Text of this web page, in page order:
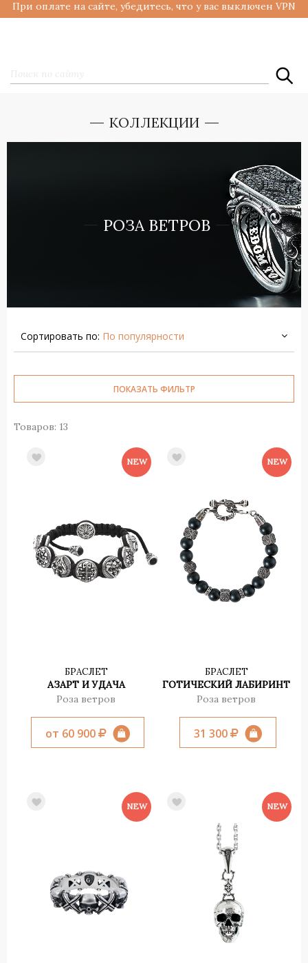
При оплате на сайте, убедитесь, что у вас выключен VPN
КОЛЛЕКЦИИ
РОЗА ВЕТРОВ
Сортировать по: По популярности
ПОКАЗАТЬ ФИЛЬТР
Товаров: 13
БРАСЛЕТ
АЗАРТ И УДАЧА
Роза ветров
от 60 900
БРАСЛЕТ
ГОТИЧЕСКИЙ ЛАБИРИНТ
Роза ветров
31 300